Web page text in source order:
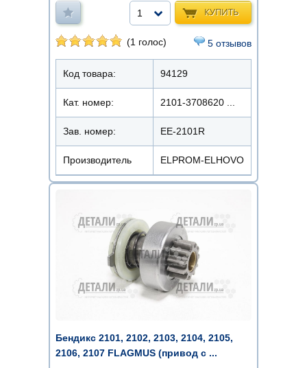
КУПИТЬ
1
(1 голос) 5 отзывов
Код товара: 94129
Кат. номер: 2101-3708620 ...
Зав. номер: EE-2101R
Производитель ELPROM-ELHOVO
Бендикс 2101, 2102, 2103, 2104, 2105,
2106, 2107 FLAGMUS (привод с ...